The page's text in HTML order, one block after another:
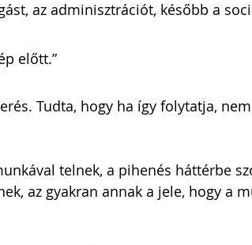
az adminisztrációt, később a
előtt.”
Tudta, hogy ha így folytatja,
telnek, a pihenés háttérbe
az gyakran annak a jele, hogy a